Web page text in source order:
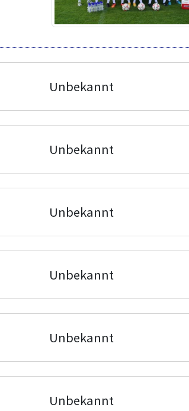
Unbekannt
Unbekannt
Unbekannt
Unbekannt
Unbekannt
Unbekannt